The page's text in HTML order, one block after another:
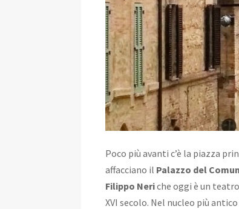
Poco più avanti c’è la piazza
affacciano il Palazzo del
Filippo Neriche oggi è un
XVI secolo. Nel nucleo più